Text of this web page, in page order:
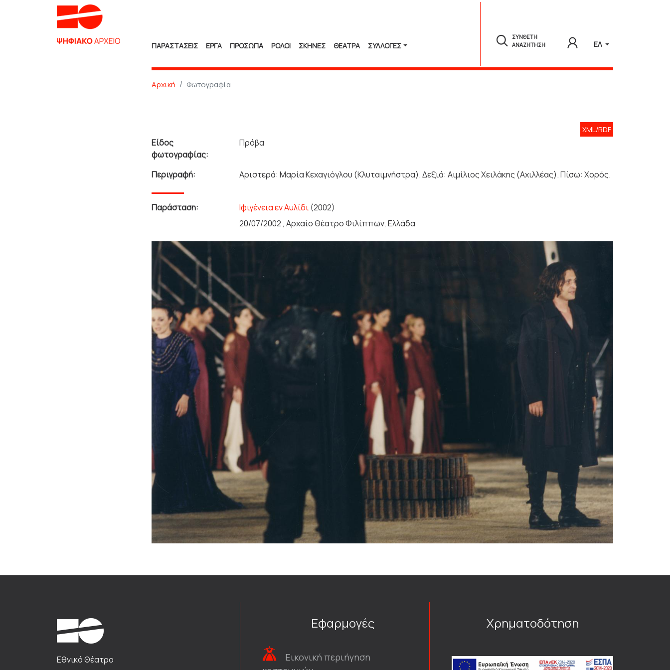
ΠΑΡΑΣΤΑΣΕΙΣ ΕΡΓΑ ΠΡΟΣΩΠΑ ΡΟΛΟΙ ΣΚΗΝΕΣ ΘΕΑΤΡΑ ΣΥΛΛΟΓΈΣ
ΣΥΝΘΕΤΗ
ΑΝΑΖΗΤΗΣΗ
ΕΛ
Αρχική Φωτογραφία
XML/RDF
Είδος
φωτογραφίας:
Πρόβα
Περιγραφή: Αριστερά: Μαρία Κεχαγιόγλου (Κλυταιμνήστρα). Δεξιά: Αιμίλιος Χειλάκης (Αχιλλέας). Πίσω: Χορός.
Παράσταση: Ιφιγένεια εν Αυλίδι (2002)
20/07/2002 , Αρχαίο Θέατρο Φιλίππων, Ελλάδα
Εθνικό Θέατρο
Εφαρμογές
Εικονική περιήγηση
Χρηματοδότηση